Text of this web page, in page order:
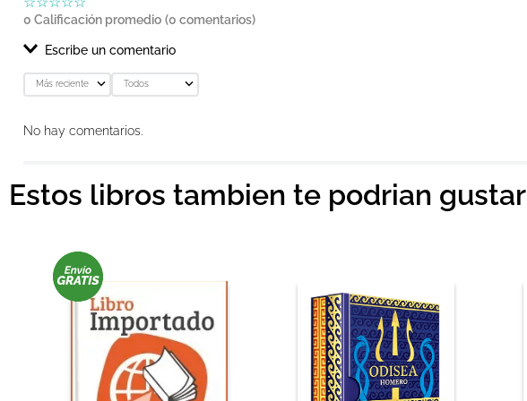
0 Calificación promedio (0 comentarios)
Escribe un comentario
Agregar comentario
★★★
Tu nombre
Dirección de email
Más reciente Todos
No hay comentarios.
Estos libros tambien te podrian gustar